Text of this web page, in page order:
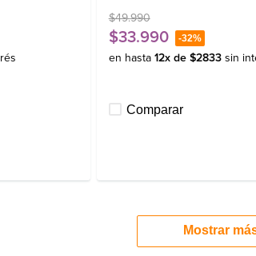
$49.990
$33.990 -32%
en hasta 12x de $2833 sin
Comparar
Mostrar